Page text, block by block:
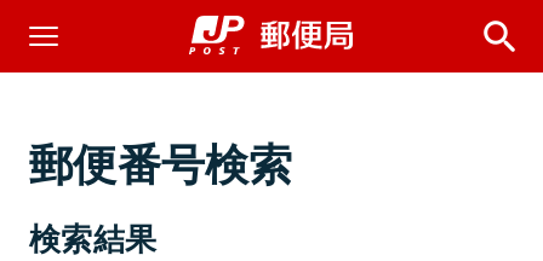
郵便番号検索
検索結果